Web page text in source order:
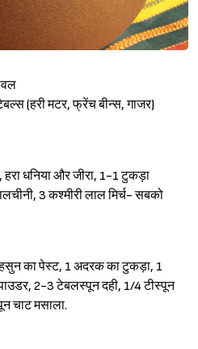
(हरी मटर, फ्रेंच बीन्स, गाजर)
धनिया और जीरा, 1-1 टुकड़ा
3 कश्मीरी लाल मिर्च- सबको
का पेस्ट, 1 अदरक का टुकड़ा, 1
2-3 टेबलस्पून दही, 1/4 टीस्पून
चाट मसाला.